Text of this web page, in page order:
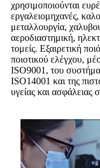
χρησιμοποιούνται
εργαλειομηχανές,
μεταλλουργία,
αεροδιαστημική,
τομείς. Εξαιρετική
ποιοτικού ελέγχου,
ISO9001, του
ISO14001 και της
υγείας και